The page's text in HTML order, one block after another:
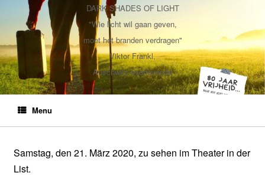
DARK SHADES OF LIGHT
"Wie licht wil gaan geven,
moet het branden verdragen"
Viktor Frankl,
Auschwitz-overlevende
Menu
Samstag, den 21. März 2020, zu sehen im Theater in der
List.